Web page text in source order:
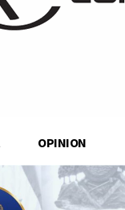
OPINION